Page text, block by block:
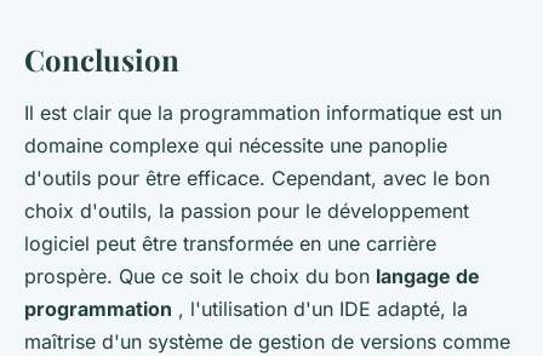
Conclusion
Il est clair que la programmation informatique est un
domaine complexe qui nécessite une panoplie
d'outils pour être efficace. Cependant, avec le bon
choix d'outils, la passion pour le développement
logiciel peut être transformée en une carrière
prospère. Que ce soit le choix du bon langage de
programmation , l'utilisation d'un IDE adapté, la
maîtrise d'un système de gestion de versions comme